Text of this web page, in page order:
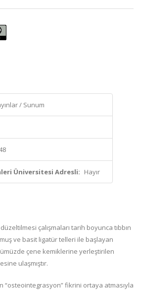
/ Sunum
Üniversitesi Adresli: Hayır
çalışmaları tarih boyunca tıbbın
ve basit ligatür telleri ile başlayan
çene kemiklerine yerleştirilen
ulaşmıştır.
“osteointegrasyon” fikrini ortaya atmasıyla